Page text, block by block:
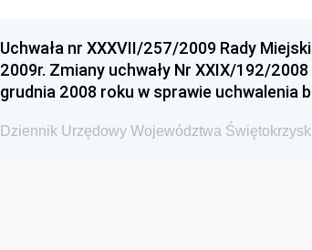
Uchwała nr XXXVII/257/2009 Rady
2009r. Zmiany uchwały Nr XXIX/192/
grudnia 2008 roku w sprawie uchwalenia
Dziennik Urzędowy Województwa